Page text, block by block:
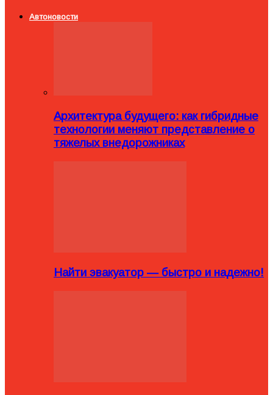
Автоновости
Архитектура будущего: как гибридные
технологии меняют представление о
тяжелых внедорожниках
Найти эвакуатор — быстро и надежно!